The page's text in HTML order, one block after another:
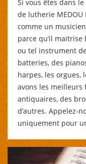
Si vous êtes dans
de lutherie
comme un
parce qu’il
ou tel instrument
batteries, des
harpes, les orgues,
avons les meilleurs
antiquaires, des
d’autres. Appelez-
uniquement pour